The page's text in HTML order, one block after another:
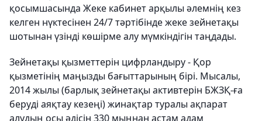
қосымшасында Жеке кабинет арқылы әлемнің кез
келген нүктесінен 24/7 тәртібінде жеке зейнетақы
шотынан үзінді көшірме алу мүмкіндігін таңдады.
Зейнетақы қызметтерін цифрландыру - Қор
қызметінің маңызды бағыттарының бірі. Мысалы,
2014 жылы (барлық зейнетақы активтерін БЖЗҚ-ға
беруді аяқтау кезеңі) жинақтар туралы ақпарат
алудың осы әдісін 330 мыңнан астам адам